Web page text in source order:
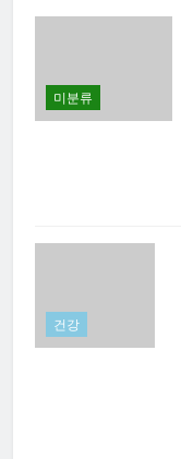
미분류
건강